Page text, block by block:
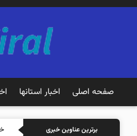
صفحه اصلی اخبار استانها
برترین عناوین خبری